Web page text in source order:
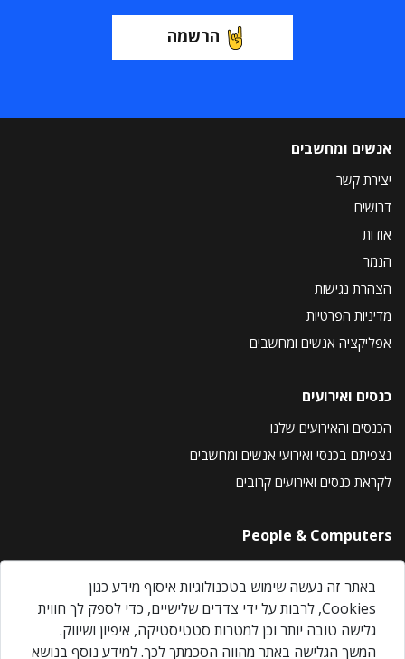
הרשמה
אנשים ומחשבים
יצירת קשר
דרושים
אודות
הנמר
הצהרת נגישות
מדיניות הפרטיות
אפליקציה אנשים ומחשבים
כנסים ואירועים
הכנסים והאירועים שלנו
נצפיתם בכנסי ואירועי אנשים ומחשבים
לקראת כנסים ואירועים קרובים
People & Computers
About Us
Privacy Policy
Contact Us
Our Events
באתר זה נעשה שימוש בטכנולוגיות איסוף מידע כגון
Cookies, לרבות על ידי צדדים שלישיים, כדי לספק לך חווית
גלישה טובה יותר וכן למטרות סטטיסטיקה, איפיון ושיווק.
המשך הגלישה באתר מהווה הסכמתך לכך. למידע נוסף בנושא